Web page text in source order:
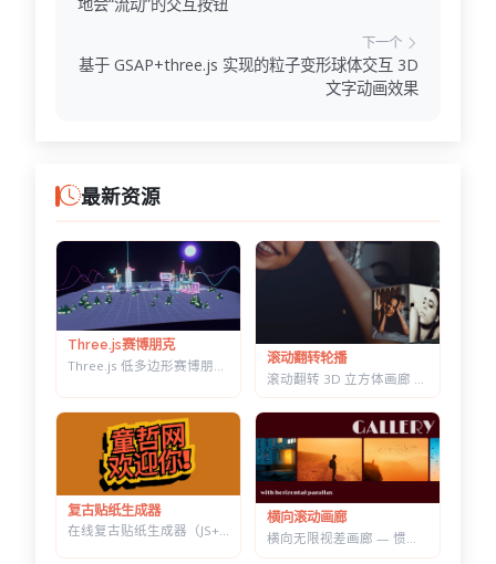
下一个
基于 GSAP+three.js 实现的粒子变形球体交互 3D
文字动画效果
最新资源
Three.js赛博朋克
滚动翻转轮播
复古贴纸生成器
横向滚动画廊